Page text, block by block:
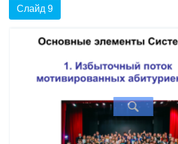
Слайд 9